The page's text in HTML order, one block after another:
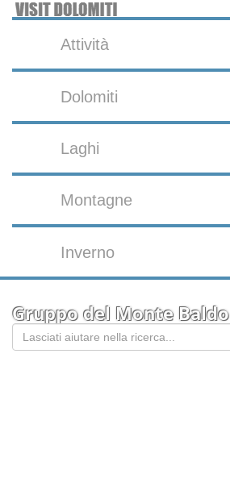
Attività
Dolomiti
Laghi
Montagne
Inverno
Gruppo del Monte Baldo